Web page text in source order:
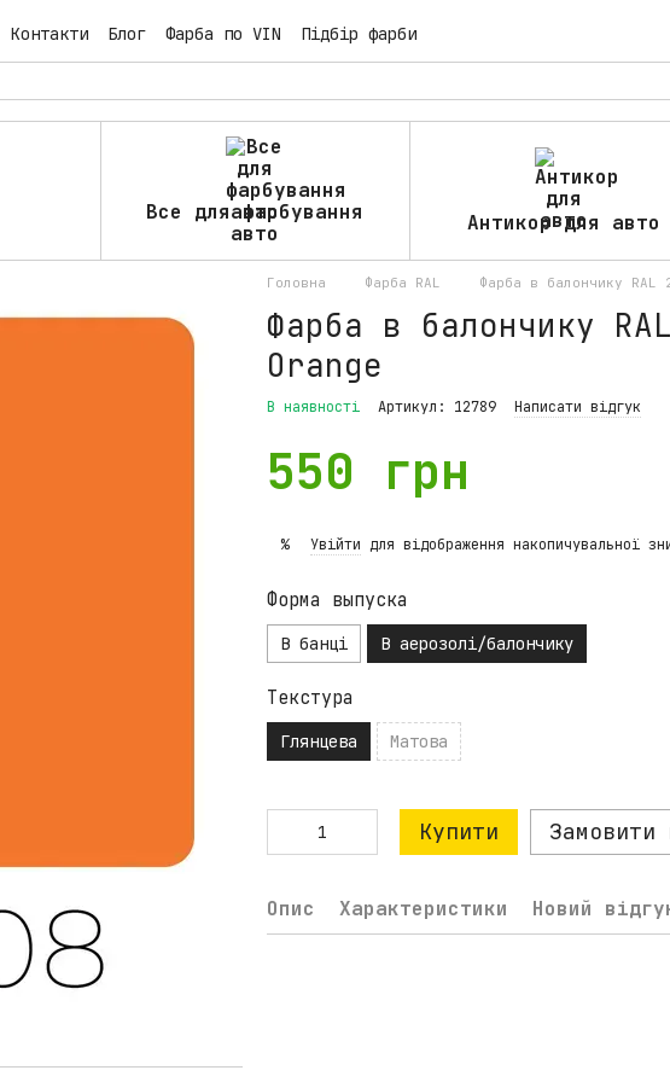
Контакти Блог Фарба по VIN
Підбір фарби
Все для фарбування
авто
Антикор для авто
Головна Фарба RAL Фарба в балончику
Фарба в балончику
Orange
В наявності Артикул: 12789 Написати відгук
550 грн
% Увійти для відображення накопичувальної
Форма выпуска
В банці В аерозолі/балончику
Текстура
Глянцева Матова
Купити Замовити
Опис Характеристики Новий